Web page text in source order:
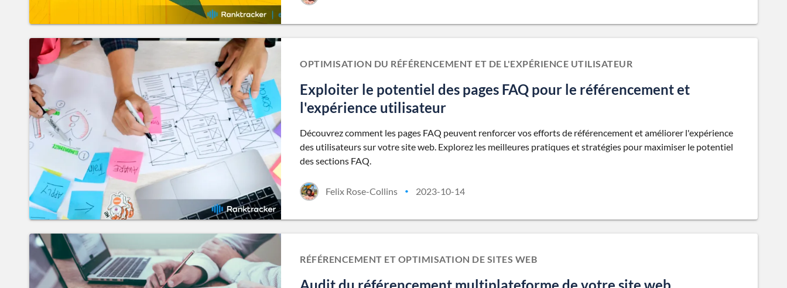
OPTIMISATION DU RÉFÉRENCEMENT ET DE L'EXPÉRIENCE UTILISATEUR
Exploiter le potentiel des pages FAQ pour le référencement et
l'expérience utilisateur
Découvrez comment les pages FAQ peuvent renforcer vos efforts de référencement et améliorer l'expérience
des utilisateurs sur votre site web. Explorez les meilleures pratiques et stratégies pour maximiser le potentiel
des sections FAQ.
Felix Rose-Collins • 2023-10-14
RÉFÉRENCEMENT ET OPTIMISATION DE SITES WEB